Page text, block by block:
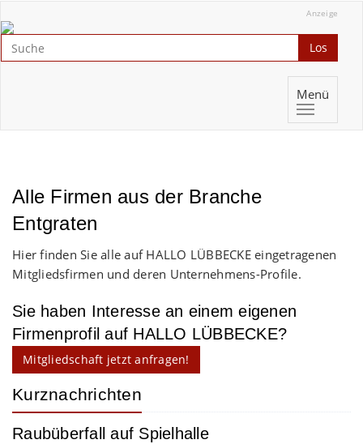
Anzeige
Los
Menü
Alle Firmen aus der Branche
Entgraten
Hier finden Sie alle auf HALLO LÜBBECKE eingetragenen
Mitgliedsfirmen und deren Unternehmens-Profile.
Sie haben Interesse an einem eigenen
Firmenprofil auf HALLO LÜBBECKE?
Mitgliedschaft jetzt anfragen!
Kurznachrichten
Raubüberfall auf Spielhalle